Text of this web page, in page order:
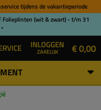
tijdens de vakantieperiode
Folieplinten (wit & zwart) - t/m 31
INLOGGEN
ZAKELIJK € 0,00